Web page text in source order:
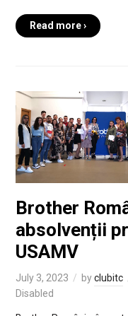
Read more ›
Brother
absolvenții
USAMV
July 3, 2023 byclubitc
Disabled